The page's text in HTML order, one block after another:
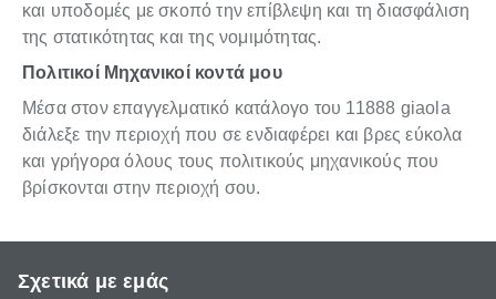
και υποδομές με σκοπό την επίβλεψη και τη διασφάλιση
της στατικότητας και της νομιμότητας.
Πολιτικοί Μηχανικοί κοντά μου
Μέσα στον επαγγελματικό κατάλογο του 11888 giaola
διάλεξε την περιοχή που σε ενδιαφέρει και βρες εύκολα
και γρήγορα όλους τους πολιτικούς μηχανικούς που
βρίσκονται στην περιοχή σου.
Σχετικά με εμάς